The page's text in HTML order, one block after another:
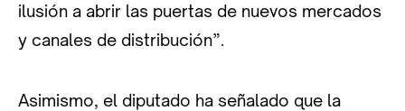
ilusión a abrir las puertas de nuevos mercados
y canales de distribución”.
Asimismo, el diputado ha señalado que la